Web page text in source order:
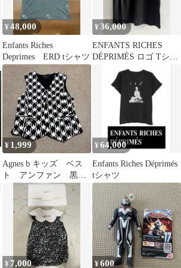
¥48,000
Enfants Riches
Deprimes ERD tシャツ
¥36,000
ENFANTS RICHES
DÉPRIMÉS ロゴ Tシャ
¥ 1,999
Agnes b キッズ ベス
ト アンファン 黒
¥64,000
Enfants Riches Déprimés
tシャツ
¥ 7,000 ¥600